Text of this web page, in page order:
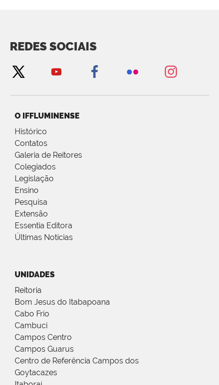
REDES SOCIAIS
O IFFLUMINENSE
Histórico
Contatos
Galeria de Reitores
Colegiados
Legislação
Ensino
Pesquisa
Extensão
Essentia Editora
Últimas Notícias
UNIDADES
Reitoria
Bom Jesus do Itabapoana
Cabo Frio
Cambuci
Campos Centro
Campos Guarus
Centro de Referência Campos dos
Goytacazes